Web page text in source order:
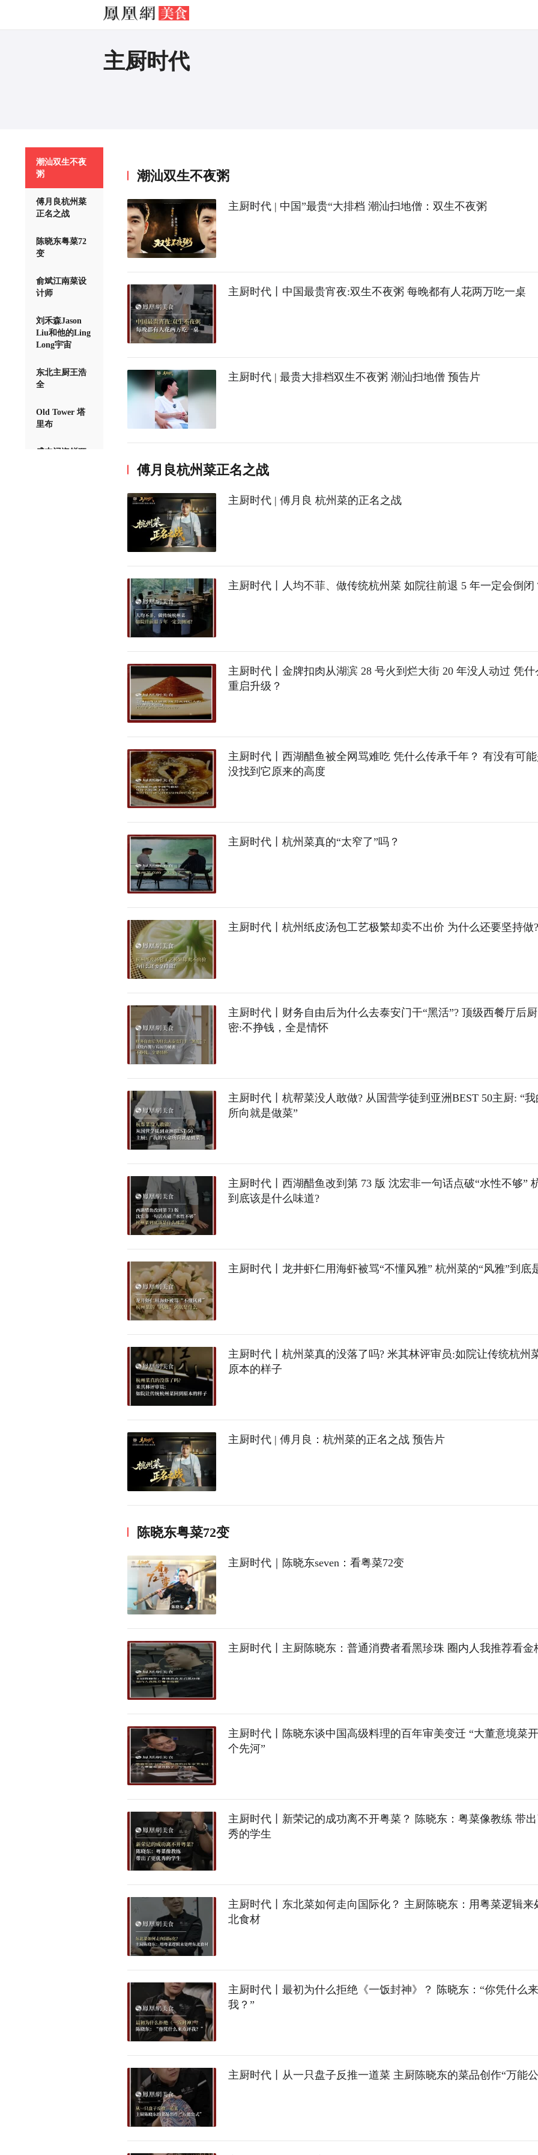
主厨时代
潮汕双生不夜
粥
傅月良杭州菜
正名之战
陈晓东粤菜72
变
俞斌江南菜设
计师
刘禾森Jason
Liu和他的Ling
Long宇宙
东北主厨王浩
全
Old Tower 塔
里布
盛丰记海鲜狂
潮汕双生不夜粥
主厨时代 | 中国”最贵“大排档 潮汕扫地僧：双生不夜粥
主厨时代丨中国最贵宵夜:双生不夜粥 每晚都有人花两万吃一桌
主厨时代 | 最贵大排档双生不夜粥 潮汕扫地僧 预告片
傅月良杭州菜正名之战
主厨时代 | 傅月良 杭州菜的正名之战
主厨时代丨人均不菲、做传统杭州菜 如院往前退 5 年一定会倒闭
主厨时代丨金牌扣肉从湖滨 28 号火到烂大街 20 年没人动过 凭什
重启升级？
主厨时代丨西湖醋鱼被全网骂难吃 凭什么传承千年？ 有没有可
没找到它原来的高度
主厨时代丨杭州菜真的“太窄了”吗？
主厨时代丨杭州纸皮汤包工艺极繁却卖不出价 为什么还要坚持做?
主厨时代丨财务自由后为什么去泰安门干“黑活”? 顶级西餐厅后
密:不挣钱，全是情怀
主厨时代丨杭帮菜没人敢做? 从国营学徒到亚洲BEST 50主厨: “
所向就是做菜”
主厨时代丨西湖醋鱼改到第 73 版 沈宏非一句话点破“水性不够”
到底该是什么味道?
主厨时代丨龙井虾仁用海虾被骂“不懂风雅” 杭州菜的“风雅”到底
主厨时代丨杭州菜真的没落了吗? 米其林评审员:如院让传统杭州
原本的样子
主厨时代 | 傅月良：杭州菜的正名之战 预告片
陈晓东粤菜72变
主厨时代｜陈晓东seven：看粤菜72变
主厨时代丨主厨陈晓东：普通消费者看黑珍珠 圈内人我推荐看金
主厨时代丨陈晓东谈中国高级料理的百年审美变迁 “大董意境菜
个先河”
主厨时代丨新荣记的成功离不开粤菜？ 陈晓东：粤菜像教练 带
秀的学生
主厨时代丨东北菜如何走向国际化？ 主厨陈晓东：用粤菜逻辑来
北食材
主厨时代丨最初为什么拒绝《一饭封神》？ 陈晓东：“你凭什么
我？”
主厨时代丨从一只盘子反推一道菜 主厨陈晓东的菜品创作“万能